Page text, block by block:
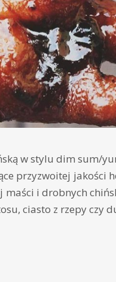
w stylu dim sum/
przyzwoitej jakości
maści i drobnych
ciasto z rzepy czy